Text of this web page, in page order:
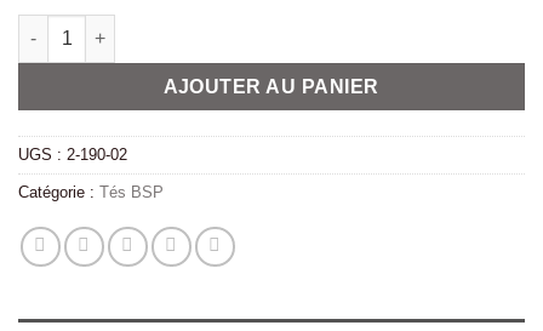
quantité de Té 3 branches femelles réduites Inox 1/2"- 1/4" BSP
AJOUTER AU PANIER
Alternative:
UGS : 2-190-02
Catégorie : Tés BSP